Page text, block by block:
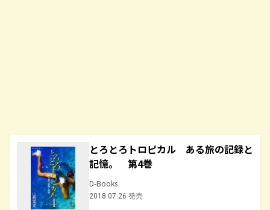
とろとろトロピカル ある旅の記録と
記憶。 第4巻
D-Books
2018.07.26 発売